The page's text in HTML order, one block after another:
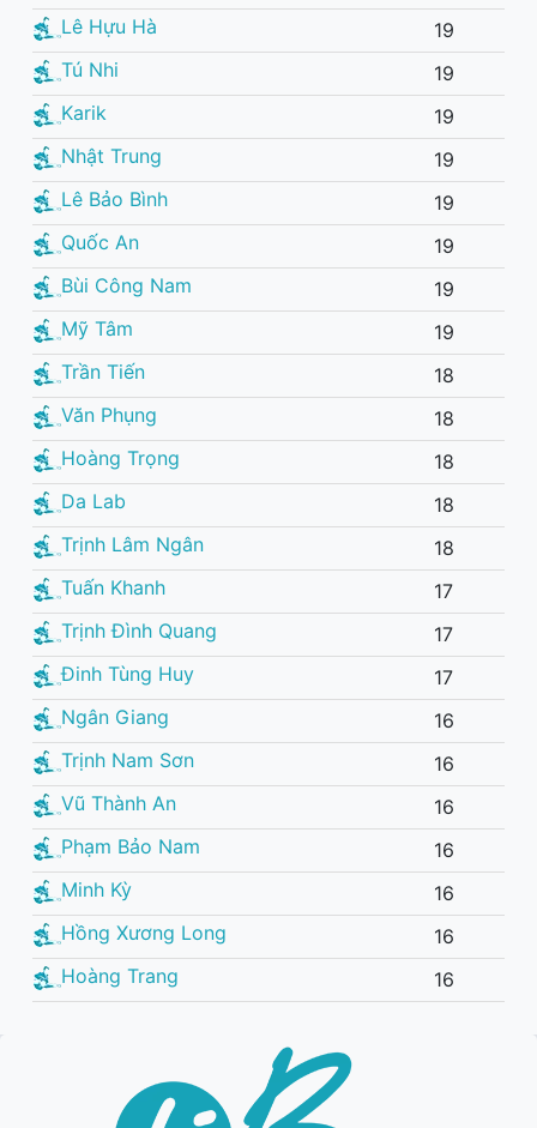
Lê Hựu Hà
19
Tú Nhi
19
Karik
19
Nhật Trung
19
Lê Bảo Bình
19
Quốc An
19
Bùi Công Nam
19
Mỹ Tâm
19
Trần Tiến
18
Văn Phụng
18
Hoàng Trọng
18
Da Lab
18
Trịnh Lâm Ngân
18
Tuấn Khanh
17
Trịnh Đình Quang
17
Đinh Tùng Huy
17
Ngân Giang
16
Trịnh Nam Sơn
16
Vũ Thành An
16
Phạm Bảo Nam
16
Minh Kỳ
16
Hồng Xương Long
16
Hoàng Trang
16